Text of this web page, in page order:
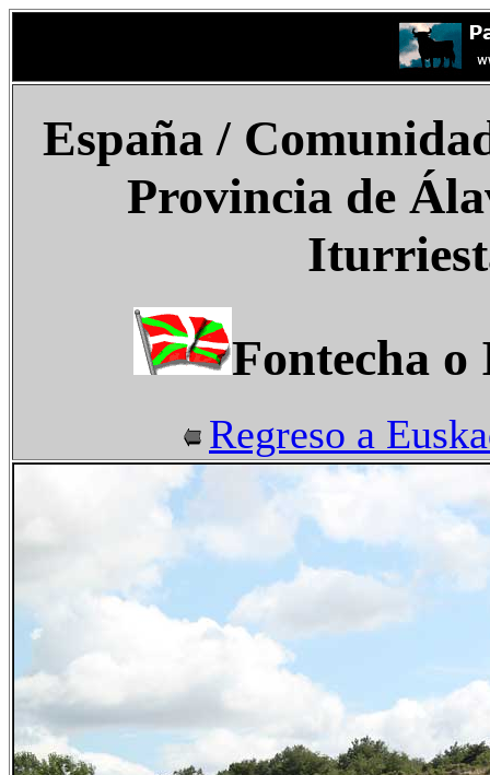
España /
Provincia de
Fontecha
Regreso a